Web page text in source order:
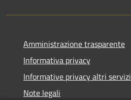
Amministrazione trasparente
Informativa privacy
Informative privacy altri servizi
Note legali